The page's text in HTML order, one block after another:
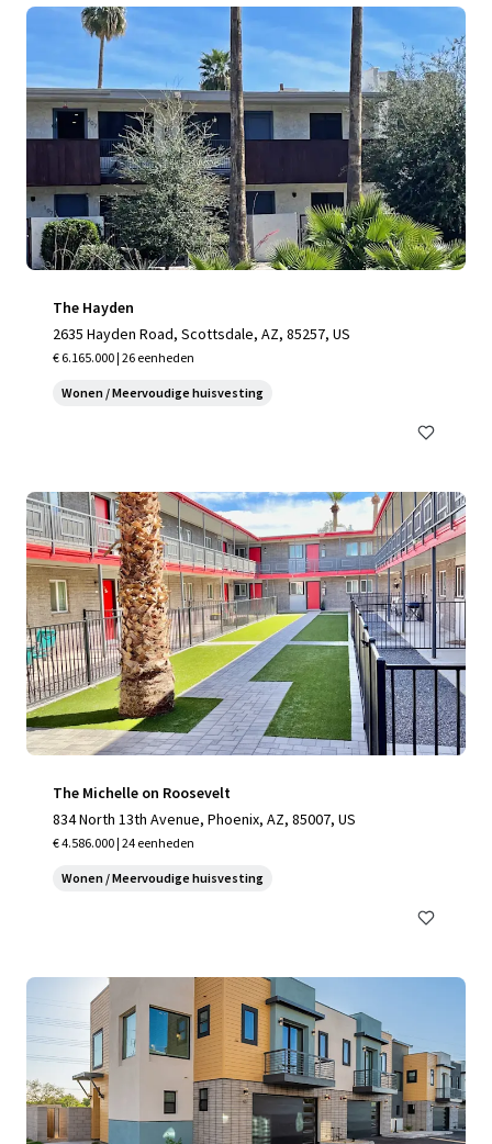
The Hayden
2635 Hayden Road, Scottsdale, AZ, 85257, US
€ 6.165.000 | 26 eenheden
Wonen / Meervoudige huisvesting
The Michelle on Roosevelt
834 North 13th Avenue, Phoenix, AZ, 85007, US
€ 4.586.000 | 24 eenheden
Wonen / Meervoudige huisvesting